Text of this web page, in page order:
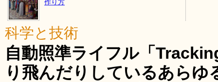
作り方
科学と技術
自動照準ライフル「
り飛んだりしているあらゆ